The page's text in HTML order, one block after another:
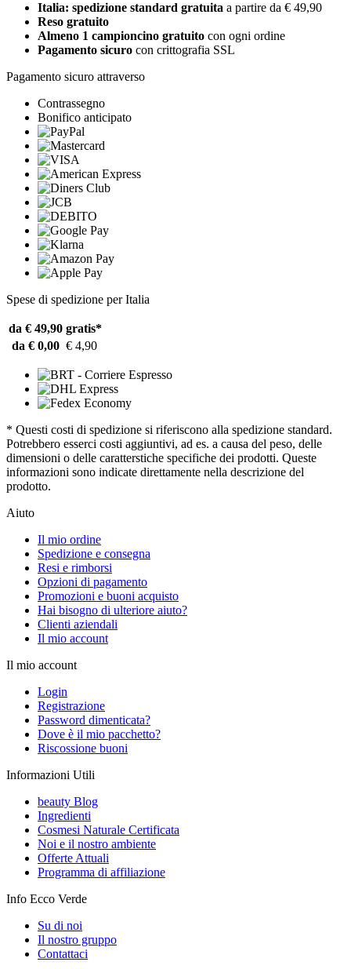
Italia: spedizione standard gratuita a partire da € 49,90
Reso gratuito
Almeno 1 campioncino gratuito con ogni ordine
Pagamento sicuro con crittografia SSL
Pagamento sicuro attraverso
Contrassegno
Bonifico anticipato
Spese di spedizione per Italia
da € 49,90 gratis*
da € 0,00 € 4,90
* Questi costi di spedizione si riferiscono alla spedizione standard.
Potrebbero esserci costi aggiuntivi, ad es. a causa del peso, delle
dimensioni o delle caratterstiche specifiche dei prodotti. Queste
informazioni sono indicate direttamente nella descrizione del
prodotto.
Aiuto
Il mio ordine
Spedizione e consegna
Resi e rimborsi
Opzioni di pagamento
Promozioni e buoni acquisto
Hai bisogno di ulteriore aiuto?
Clienti aziendali
Il mio account
Il mio account
Login
Registrazione
Password dimenticata?
Dove è il mio pacchetto?
Riscossione buoni
Informazioni Utili
beauty Blog
Ingredienti
Cosmesi Naturale Certificata
Noi e il nostro ambiente
Offerte Attuali
Programma di affiliazione
Info Ecco Verde
Su di noi
Il nostro gruppo
Contattaci